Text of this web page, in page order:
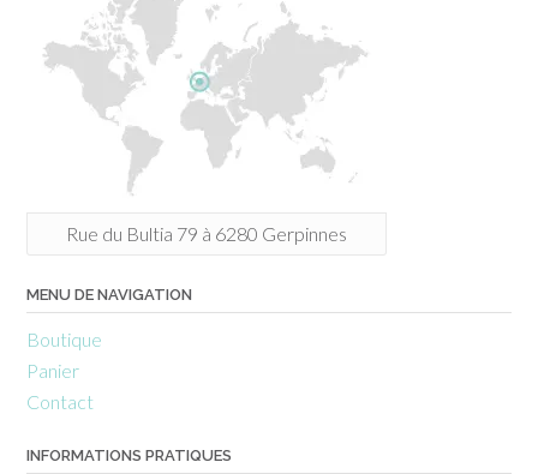
Rue du Bultia 79 à 6280 Gerpinnes
MENU DE NAVIGATION
Boutique
Panier
Contact
INFORMATIONS PRATIQUES